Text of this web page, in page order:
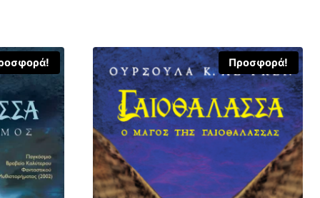
Προσφορά!